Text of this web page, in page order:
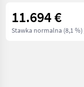
11.694 €
Stawka normalna (8,1 %)